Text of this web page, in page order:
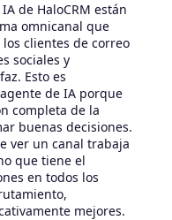
de HaloCRM están
omnicanal que
clientes de correo
sociales y
Esto es
de IA porque
completa de la
buenas decisiones.
ver un canal trabaja
que tiene el
en todos los
mejores.